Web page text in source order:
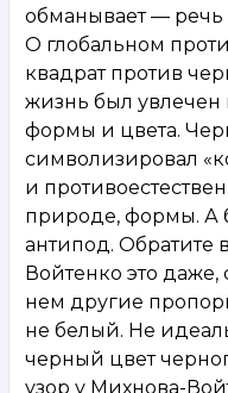
обманывает — речь
О глобальном
квадрат против
жизнь был
формы и цвета.
символизировал
и
природе, формы. А
антипод. Обратите
Войтенко это даже,
нем другие
не белый. Не
черный цвет
узор у Михнова-